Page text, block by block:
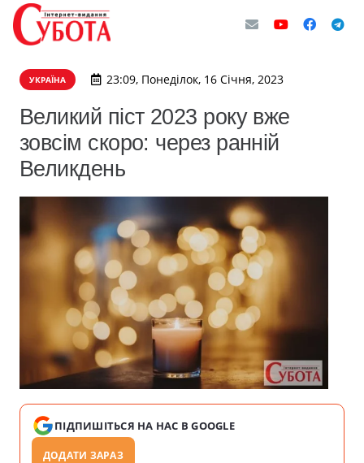
УКРАЇНА 23:09, Понеділок, 16 Січня, 2023
Великий піст 2023 року вже
зовсім скоро: через ранній
Великдень
ПІДПИШІТЬСЯ НА НАС В GOOGLE
ДОДАТИ ЗАРАЗ